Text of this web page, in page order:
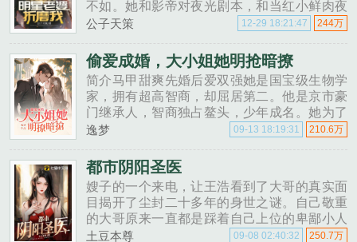
不如。她和影帝对夜光剧本，和当红小鲜肉夜
宿酒店，被记者堵了一天一夜无法离开。直到
公子天策 244万
12-29 18:21:47
偷爱成婚，大小姐她明抢暗撩
简介马甲甜爽先婚后爱双强她是国宝级生物学
家，拥有超高智商，却屈居第二。他是京市豪
门继承人，智商独占鳌头，少年成名。她为了
得到超高智商的超级基因，不惜以身犯险只为
逸梦 210.6万
09-13 18:19:31
都市阴阳圣医
嫂子的一个来电，让王浩看到了大哥的真实面
目揭开了尘封二十多年的身世之谜。自己敬重
的大哥原来一直都是踩着自己上位的卑鄙小人
从小说自己聪明的父母，原来不过是因为自己
土豆本尊 250.7万
09-08 02:40:32